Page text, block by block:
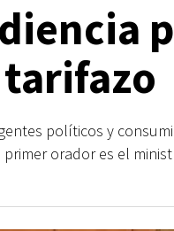
políticos y
orador es el